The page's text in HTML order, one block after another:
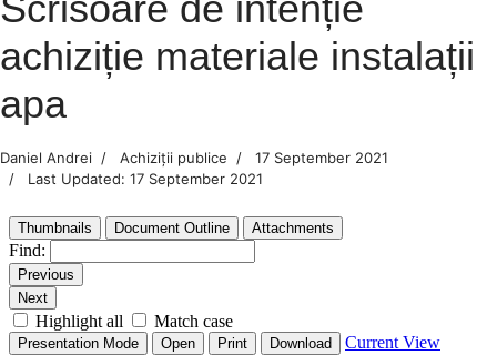
achiziție materiale instalații
apa
Daniel Andrei Achiziții publice
17 September 2021
Last Updated: 17 September 2021